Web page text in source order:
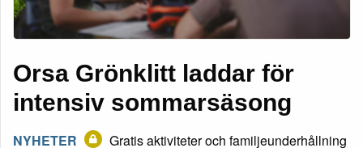
Orsa Grönklitt laddar för
intensiv sommarsäsong
NYHETER
Gratis aktiviteter och familjeunderhållning